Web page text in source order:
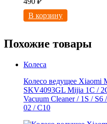
В корзину
Похожие товары
Колеса
Колесо ведущее Xiaomi
SKV4093GL Mijia 1C /
Vacuum Cleaner / 1S / S6
02 / С10